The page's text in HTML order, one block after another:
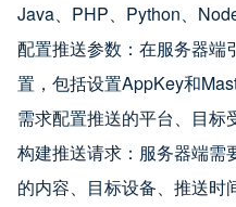
Java、PHP、Python、
配置推送参数：在服务器端
置，包括设置AppKey和
需求配置推送的平台、目标
构建推送请求：服务器端需
的内容、目标设备、推送时